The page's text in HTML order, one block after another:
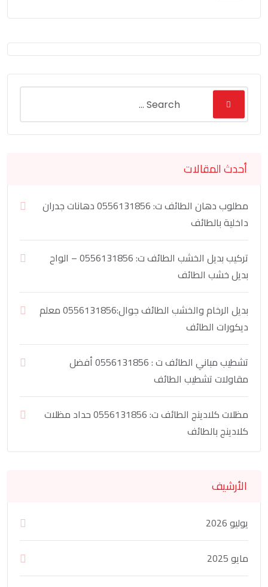
أحدث المقالات
مطلوب دهان الطائف ت: 0556131856 دهانات جدران
داخلية بالطائف
تركيب بديل الخشب الطائف ت: 0556131856 – الواح
بديل خشب الطائف
بديل الرخام والخشب الطائف جوال:0556131856 معلم
ديكورات الطائف
تشطيب مباني الطائف ت : 0556131856 أفضل
مقاولات تشطيب الطائف
مظلات كلادينج الطائف ت: 0556131856 حداد مظلات
كلادينج بالطائف
الأرشيف
يوليو 2026
مايو 2025